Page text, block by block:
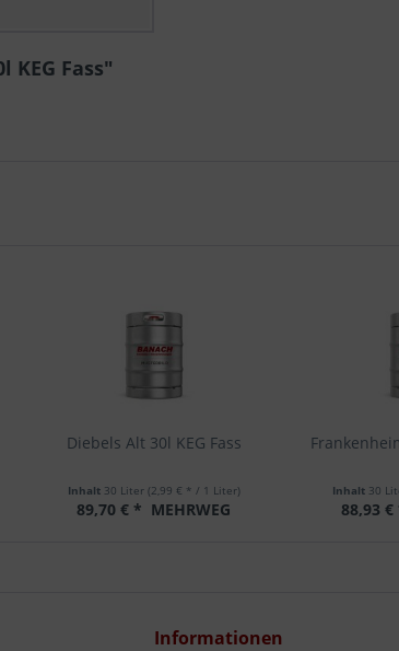
Fass"
Diebels Alt 30l KEG Fass
Inhalt 30 Liter (2,99 € * / 1 Liter)
89,70 € * MEHRWEG
Inhalt 30
88,93 €
Informationen